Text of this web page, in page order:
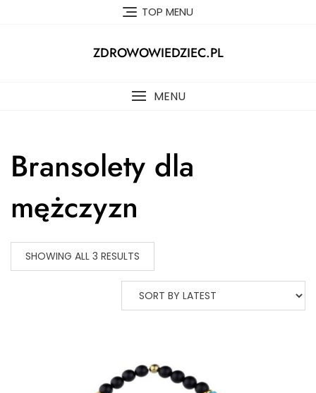
TOP MENU
ZDROWOWIEDZIEC.PL
MENU
Bransolety dla
mężczyzn
SHOWING ALL 3 RESULTS